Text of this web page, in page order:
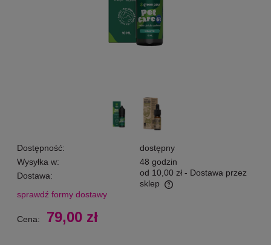
Dostępność:
dostępny
Wysyłka w:
48 godzin
Dostawa:
od 10,00 zł - Dostawa przez
sklep
Cena nie zawiera ewentualnych kosztów płatności
sprawdź formy dostawy
Cena: 79,00 zł